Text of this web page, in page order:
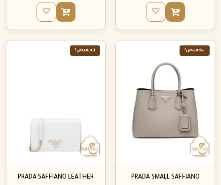
تخفيض!
PRADA SMALL SAFFIANO
تخفيض!
PRADA SAFFIANO LEATHER